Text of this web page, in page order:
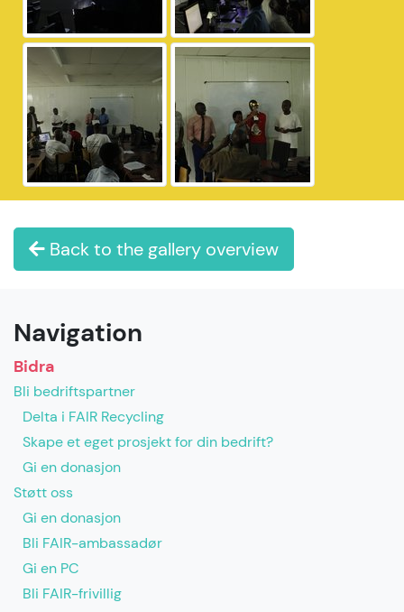
Back to the gallery overview
Navigation
Bidra
Bli bedriftspartner
Delta i FAIR Recycling
Skape et eget prosjekt for din bedrift?
Gi en donasjon
Støtt oss
Gi en donasjon
Bli FAIR-ambassadør
Gi en PC
Bli FAIR-frivillig